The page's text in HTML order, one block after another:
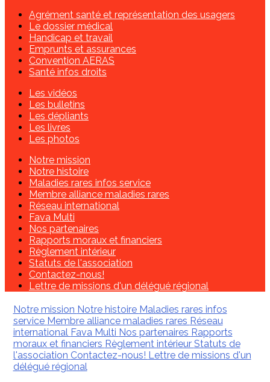
Agrément santé et représentation des usagers
Le dossier médical
Handicap et travail
Emprunts et assurances
Convention AERAS
Santé infos droits
Les vidéos
Les bulletins
Les dépliants
Les livres
Les photos
Notre mission
Notre histoire
Maladies rares infos service
Membre alliance maladies rares
Réseau international
Fava Multi
Nos partenaires
Rapports moraux et financiers
Règlement intérieur
Statuts de l'association
Contactez-nous!
Lettre de missions d'un délégué régional
Notre mission Notre histoire Maladies rares infos
service Membre alliance maladies rares Réseau
international Fava Multi Nos partenaires Rapports
moraux et financiers Règlement intérieur Statuts de
l'association Contactez-nous! Lettre de missions d'un
délégué régional